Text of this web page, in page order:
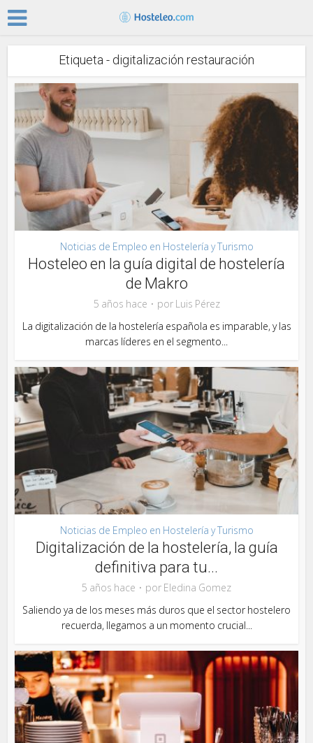
Etiqueta - digitalización restauración
Noticias de Empleo en Hostelería y Turismo
Hosteleo en la guía digital de hostelería
de Makro
5 años hace por Luis Pérez
La digitalización de la hostelería española es imparable, y las
marcas líderes en el segmento...
Noticias de Empleo en Hostelería y Turismo
Digitalización de la hostelería, la guía
definitiva para tu...
5 años hace por Eledina Gomez
Saliendo ya de los meses más duros que el sector hostelero
recuerda, llegamos a un momento crucial...